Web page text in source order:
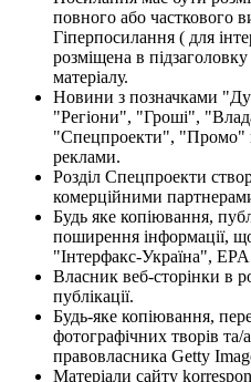
повного або часткового
Гіперпосилання ( для
розміщена в
матеріалу.
Новини з позначками
"Регіони", "Гроші",
"Спецпроекти", "Промо"
реклами.
Розділ Спецпроекти
комерційними
Будь яке копіювання,
поширення інформації,
"Інтерфакс-Україна",
Власник веб-сторінки в
публікації.
Будь-яке копіювання,
фотографічних творів та/
правовласника Getty
Матеріали сайту